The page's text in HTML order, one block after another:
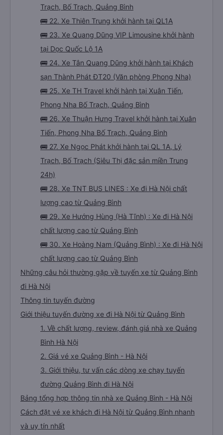
Trạch, Bố Trạch, Quảng Bình
🚌 22. Xe Thiên Trung khởi hành tại QL1A
🚌 23. Xe Quang Dũng VIP Limousine khởi hành
tại Dọc Quốc Lộ 1A
🚌 24. Xe Tân Quang Dũng khởi hành tại Khách
sạn Thành Phát ĐT20 (Văn phòng Phong Nha)
🚌 25. Xe TH Travel khởi hành tại Xuân Tiến,
Phong Nha Bố Trạch, Quảng Bình
🚌 26. Xe Thuận Hưng Travel khởi hành tại Xuân
Tiến, Phong Nha Bố Trạch, Quảng Bình
🚌 27. Xe Ngọc Phát khởi hành tại QL 1A, Lý
Trạch, Bố Trạch (Siêu Thị đặc sản miền Trung
24h)
🚌 28. Xe TNT BUS LINES : Xe đi Hà Nội chất
lượng cao từ Quảng Bình
🚌 29. Xe Hướng Hùng (Hà Tĩnh) : Xe đi Hà Nội
chất lượng cao từ Quảng Bình
🚌 30. Xe Hoàng Nam (Quảng Bình) : Xe đi Hà Nội
chất lượng cao từ Quảng Bình
Những câu hỏi thường gặp về tuyến xe từ Quảng Bình
đi Hà Nội
Thông tin tuyến đường
Giới thiệu tuyến đường xe đi Hà Nội từ Quảng Bình
1. Về chất lượng, review, đánh giá nhà xe Quảng
Bình Hà Nội
2. Giá vé xe Quảng Bình - Hà Nội
3. Giới thiệu, tư vấn các dòng xe chạy tuyến
đường Quảng Bình đi Hà Nội
Bảng tổng hợp thông tin nhà xe Quảng Bình - Hà Nội
Cách đặt vé xe khách đi Hà Nội từ Quảng Bình nhanh
và uy tín nhất